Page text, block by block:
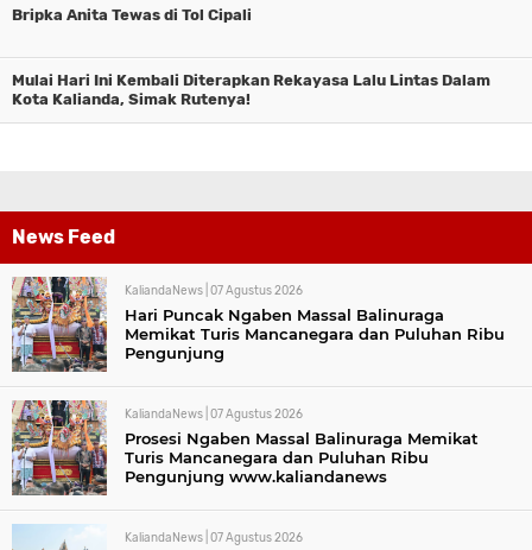
Bripka Anita Tewas di Tol Cipali
Mulai Hari Ini Kembali Diterapkan Rekayasa Lalu Lintas Dalam
Kota Kalianda, Simak Rutenya!
News Feed
KaliandaNews | 07 Agustus 2026
Hari Puncak Ngaben Massal Balinuraga
Memikat Turis Mancanegara dan Puluhan Ribu
Pengunjung
KaliandaNews | 07 Agustus 2026
Prosesi Ngaben Massal Balinuraga Memikat
Turis Mancanegara dan Puluhan Ribu
Pengunjung www.kaliandanews
KaliandaNews | 07 Agustus 2026